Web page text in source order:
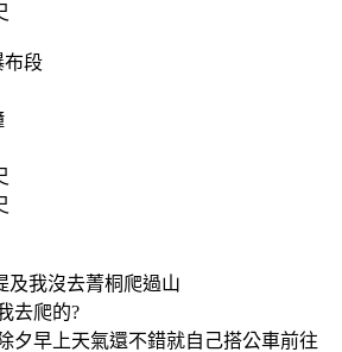
布段
及我沒去菁桐爬過山
去爬的?
夕早上天氣還不錯就自己搭公車前往